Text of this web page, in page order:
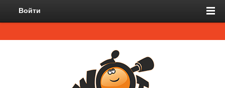
Войти